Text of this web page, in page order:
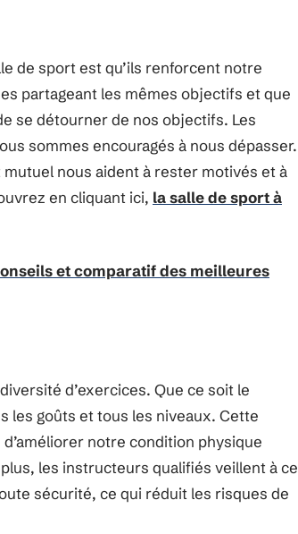
de sport est qu’ils renforcent notre
partageant les mêmes objectifs et que
se détourner de nos objectifs. Les
sommes encouragés à nous dépasser.
mutuel nous aident à rester motivés et à
en cliquant ici, la salle de sport à
et comparatif des meilleures
d’exercices. Que ce soit le
les goûts et tous les niveaux. Cette
notre condition physique
les instructeurs qualifiés veillent à ce
sécurité, ce qui réduit les risques de